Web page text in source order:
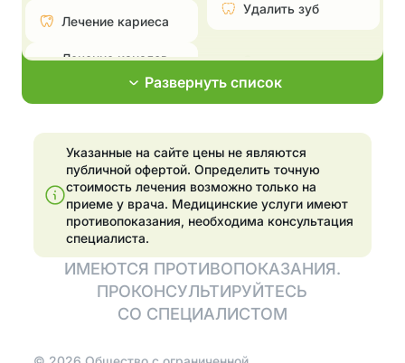
Лечение кариеса
Лечение каналов —
периодонтита
Эстетические
реставрации
Отбелить зубы
Имплантация
Удалить зуб
Эстетическая
стоматология
Поставить брекеты,
Эстетические
реставрации
Отбелить зубы
элайнеров
Установить виниры
Развернуть список
Указанные на сайте цены не являются
публичной офертой. Определить точную
стоимость лечения возможно только на
приеме у врача. Медицинские услуги имеют
противопоказания, необходима консультация
специалиста.
ИМЕЮТСЯ ПРОТИВОПОКАЗАНИЯ.
ПРОКОНСУЛЬТИРУЙТЕСЬ
СО СПЕЦИАЛИСТОМ